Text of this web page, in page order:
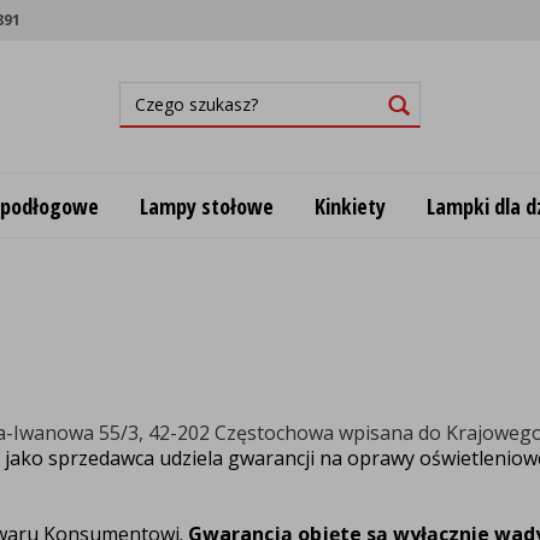
Lampy stołowe Kinkiety Lampki dla
Iwanowa 55/3, 42-202 Częstochowa wpisana do
jako sprzedawca udziela gwarancji na oprawy
Konsumentowi. Gwarancją objęte są wyłącznie